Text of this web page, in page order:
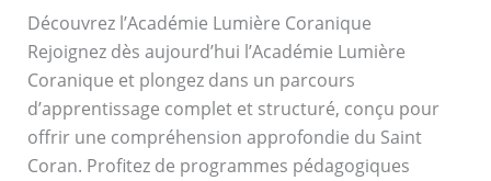
Découvrez l’Académie Lumière Coranique
Rejoignez dès aujourd’hui l’Académie Lumière
Coranique et plongez dans un parcours
d’apprentissage complet et structuré, conçu pour
offrir une compréhension approfondie du Saint
Coran. Profitez de programmes pédagogiques